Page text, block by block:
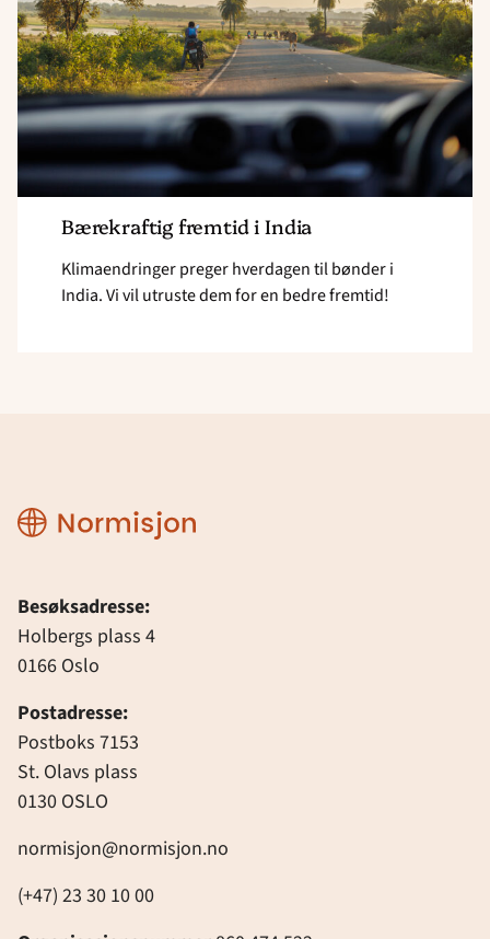
Bærekraftig fremtid i India
Klimaendringer preger hverdagen til bønder i
India. Vi vil utruste dem for en bedre fremtid!
Normisjon
Besøksadresse:
Holbergs plass 4
0166 Oslo
Postadresse:
Postboks 7153
St. Olavs plass
0130 OSLO
normisjon@normisjon.no
(+47) 23 30 10 00